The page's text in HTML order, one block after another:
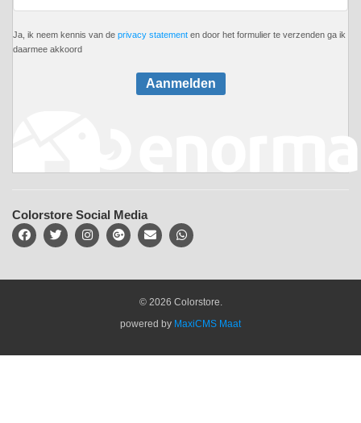
Ja, ik neem kennis van de privacy statement en door het formulier te verzenden ga ik
daarmee akkoord
Aanmelden
Colorstore Social Media
© 2026 Colorstore.
powered by MaxiCMS Maat